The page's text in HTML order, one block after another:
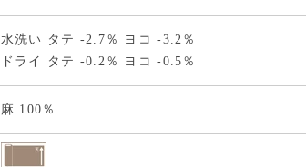
水洗い タテ -2.7％ ヨコ -3.2％
ドライ タテ -0.2％ ヨコ -0.5％
麻 100％